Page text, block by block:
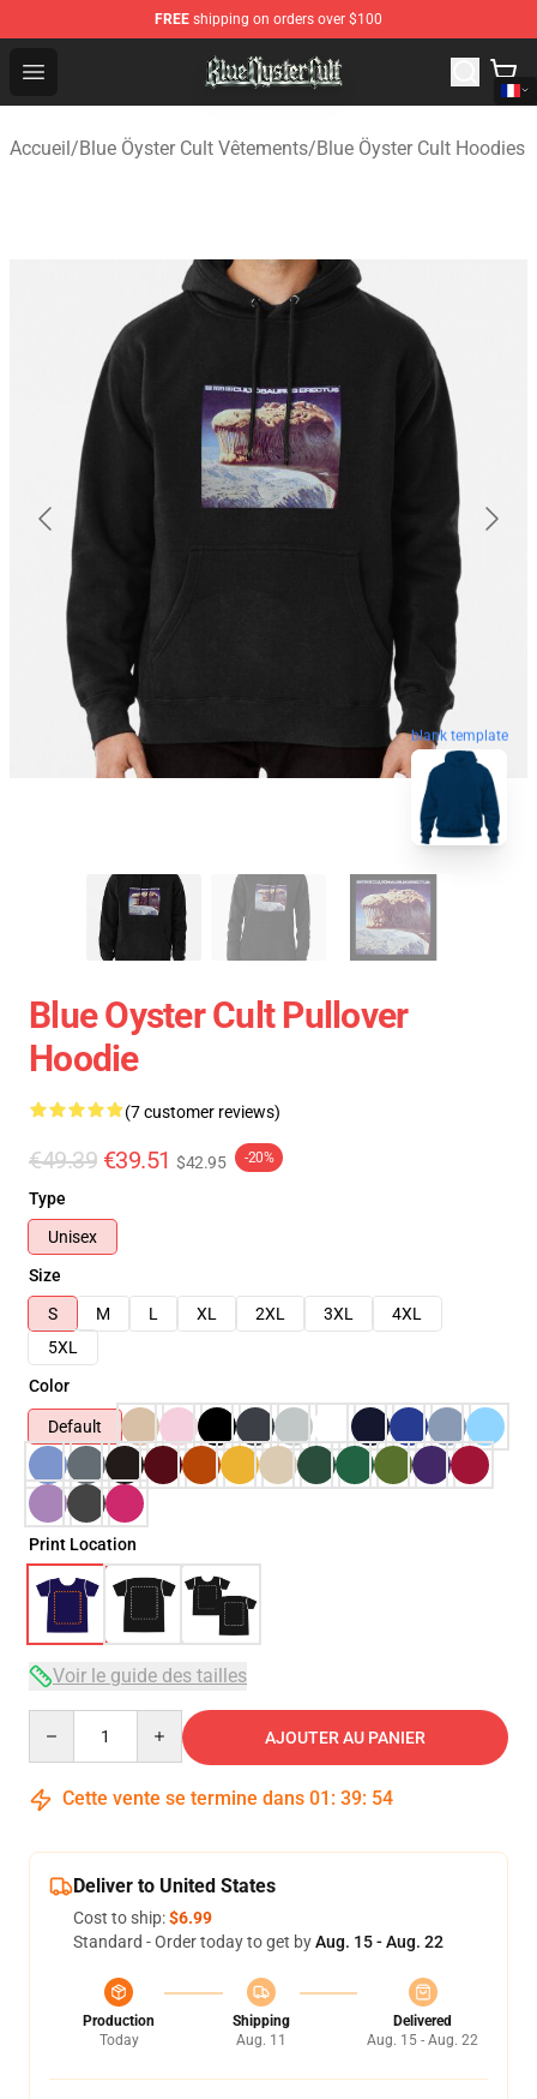
FREE shipping on orders over $100
Open menu
Blue Öyster Cult Store - Official Blue Öyster Cult
Accueil/Blue Öyster Cult Vêtements/Blue Öyster Cult Hoodies
blank template
Blue Oyster Cult Pullover
Hoodie
(7 customer reviews)
€49.39 €39.51 $42.95 -20%
Type
Unisex
Size
S
M L XL 2XL 3XL
4XL
5XL
Color
Default
Print Location
Voir le guide des tailles
AJOUTER AU PANIER
Cette vente se termine dans 01 : 39: 53
Deliver to United States
Cost to ship:$6.99
Standard - Order today to get byAug. 15 - Aug. 22
Production
Today
Shipping
Aug. 11
Delivered
Aug. 15 - Aug. 22